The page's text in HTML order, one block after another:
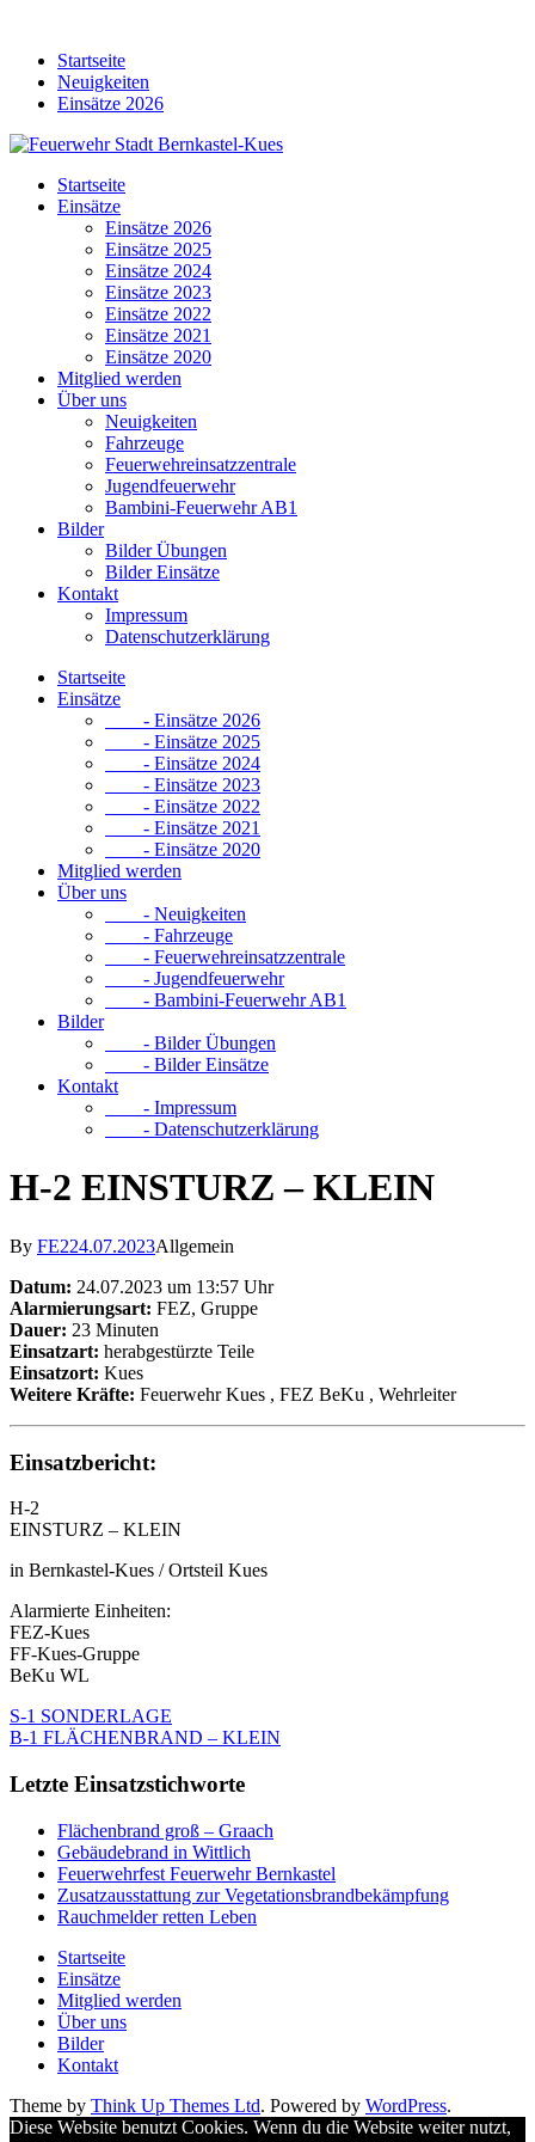
contentStartseite
Neuigkeiten
Einsätze 2026
Startseite
Einsätze
Einsätze 2026
Einsätze 2025
Einsätze 2024
Einsätze 2023
Einsätze 2022
Einsätze 2021
Einsätze 2020
Mitglied werden
Über uns
Neuigkeiten
Fahrzeuge
Feuerwehreinsatzzentrale
Jugendfeuerwehr
Bambini-Feuerwehr AB1
Bilder
Bilder Übungen
Bilder Einsätze
Kontakt
Impressum
Datenschutzerklärung
Startseite
Einsätze
- Einsätze 2026
- Einsätze 2025
- Einsätze 2024
- Einsätze 2023
- Einsätze 2022
- Einsätze 2021
- Einsätze 2020
Mitglied werden
Über uns
- Neuigkeiten
- Fahrzeuge
- Feuerwehreinsatzzentrale
- Jugendfeuerwehr
- Bambini-Feuerwehr AB1
Bilder
- Bilder Übungen
- Bilder Einsätze
Kontakt
- Impressum
- Datenschutzerklärung
H-2 EINSTURZ – KLEIN
By FE224.07.2023Allgemein
Datum: 24.07.2023 um 13:57 Uhr
Alarmierungsart: FEZ, Gruppe
Dauer: 23 Minuten
Einsatzart: herabgestürzte Teile
Einsatzort: Kues
Weitere Kräfte: Feuerwehr Kues , FEZ BeKu , Wehrleiter
Einsatzbericht:
H-2
EINSTURZ – KLEIN
in Bernkastel-Kues / Ortsteil Kues
Alarmierte Einheiten:
FEZ-Kues
FF-Kues-Gruppe
BeKu WL
S-1 SONDERLAGE
B-1 FLÄCHENBRAND – KLEIN
Letzte Einsatzstichworte
Flächenbrand groß – Graach
Gebäudebrand in Wittlich
Feuerwehrfest Feuerwehr Bernkastel
Zusatzausstattung zur Vegetationsbrandbekämpfung
Rauchmelder retten Leben
Startseite
Einsätze
Mitglied werden
Über uns
Bilder
Kontakt
Theme by Think Up Themes Ltd. Powered by WordPress.
Diese Website benutzt Cookies. Wenn du die Website weiter nutzt,